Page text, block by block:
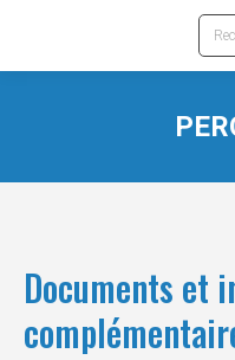
:
Documents et